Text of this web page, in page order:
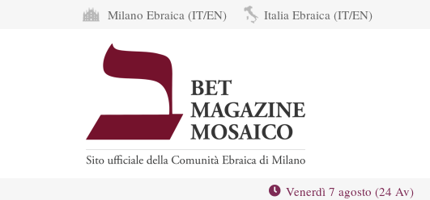
Milano Ebraica (IT/EN) Italia Ebraica (IT/EN)
Venerdì 7 agosto (24 Av)